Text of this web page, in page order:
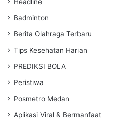
Badminton
Berita Olahraga Terbaru
Tips Kesehatan Harian
PREDIKSI BOLA
Peristiwa
Posmetro Medan
Aplikasi Viral & Bermanfaat